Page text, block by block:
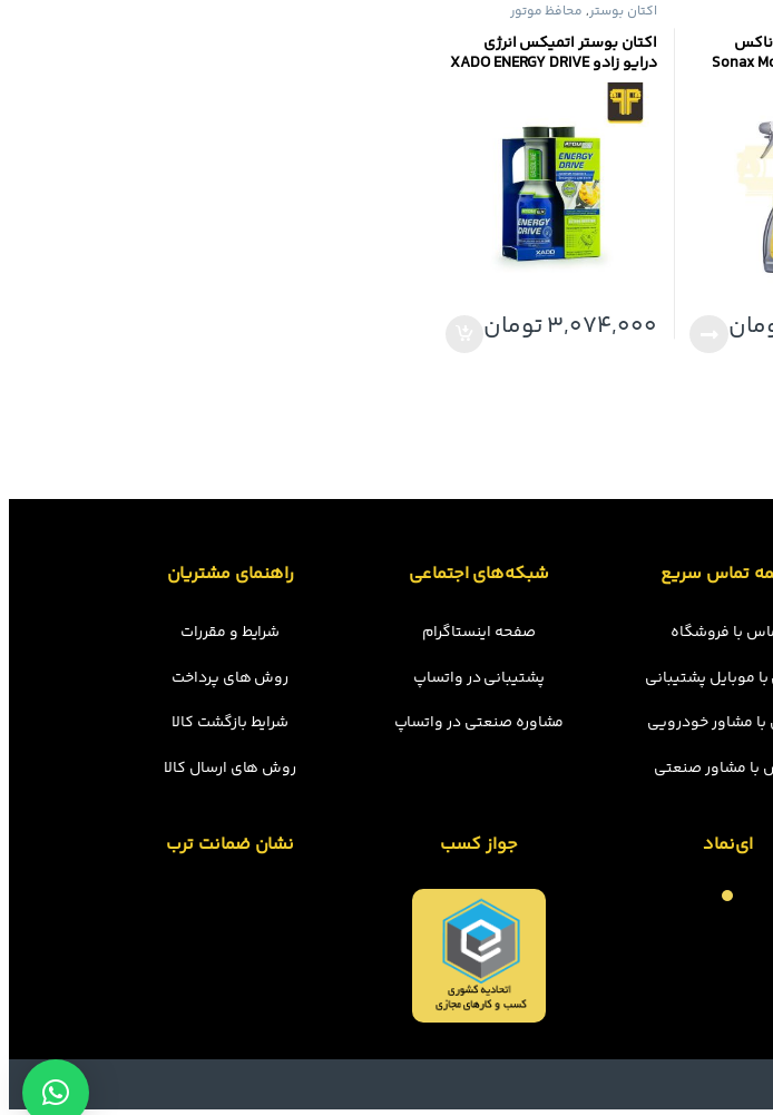
Sonax
اکتان بوستر, محافظ موتور
اکتان بوستر اتمیکس انرژی
درایو زادو XADO ENERGY DRIVE
3,074,000تومان
تماس سریع
با فروشگاه
موبایل پشتیبانی
مشاور خودرویی
با مشاور صنعتی
شبکه‌های اجتماعی
صفحه اینستاگرام
پشتیبانی در واتساپ
مشاوره صنعتی در واتساپ
راهنمای مشتریان
شرایط و مقررات
روش های پرداخت
شرایط بازگشت کالا
روش های ارسال کالا
ای‌نماد جواز کسب نشان ضمانت ترب